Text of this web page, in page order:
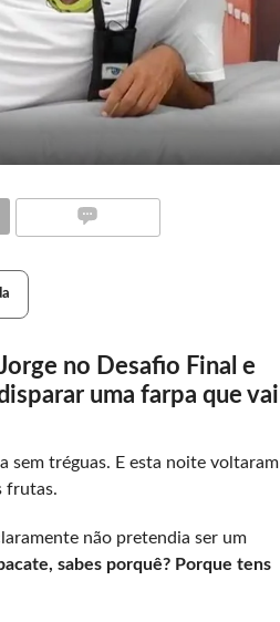
no Desafio Final e
uma farpa que vai
sem tréguas. E esta noite voltaram
frutas.
não pretendia ser um
sabes porquê? Porque tens